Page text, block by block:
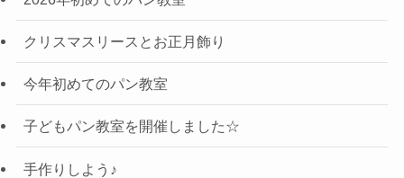
クリスマスリースとお正月飾り
今年初めてのパン教室
子どもパン教室を開催しました☆
手作りしよう♪